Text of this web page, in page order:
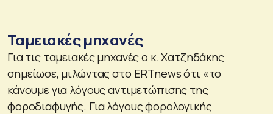
Ταμειακές μηχανές
Για τις ταμειακές μηχανές ο κ. Χατζηδάκης
σημείωσε, μιλώντας στο ERTnews ότι «το
κάνουμε για λόγους αντιμετώπισης της
φοροδιαφυγής. Για λόγους φορολογικής